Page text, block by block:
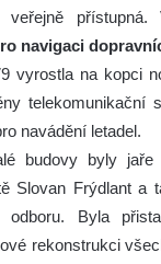
přístupná.
navigaci
vyrostla na kopci
telekomunikační
navádění letadel.
budovy byly
Slovan Frýdlant a
odboru. Byla
rekonstrukci